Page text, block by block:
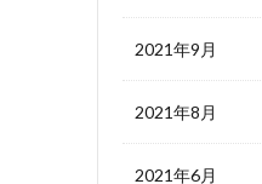
2021年9月
2021年8月
2021年6月